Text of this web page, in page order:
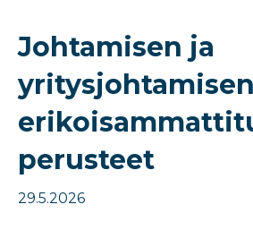
Johtamisen ja
yritysjohtamisen
perusteet
29.5.2026